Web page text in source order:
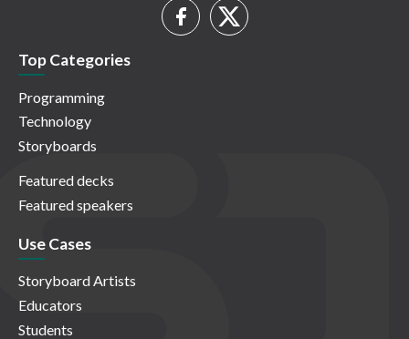
Top Categories
Programming
Technology
Storyboards
Featured decks
Featured speakers
Use Cases
Storyboard Artists
Educators
Students